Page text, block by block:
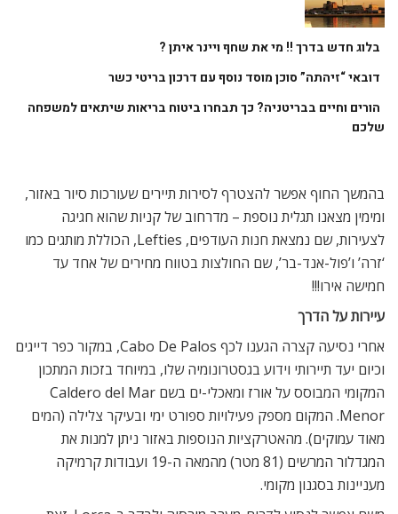
בלוג חדש בדרך !! מי את שחף ויינר איתן ?
דובאי “זיהתה” סוכן מוסד נוסף עם דרכון בריטי כשר
הורים וחיים בבריטניה? כך תבחרו ביטוח בריאות שיתאים למשפחה
שלכם
בהמשך החוף אפשר להצטרף לסירות תיירים שעורכות סיור באזור,
ומימין מצאנו תגלית נוספת – מדרחוב של קניות שהוא חגיגה
לצעירות, שם נמצאת חנות העודפים, Lefties, הכוללת מותגים כמו
‘זרה’ ו’פול-אנד-בר’, שם החולצות בטווח מחירים של אחד עד
חמישה אירו!!!
עיירות על הדרך
אחרי נסיעה קצרה הגענו לכף Cabo De Palos, במקור כפר דייגים
וכיום יעד תיירותי וידוע בגסטרונומיה שלו, במיוחד בזכות המתכון
המקומי המבוסס על אורז ומאכלי-ים בשם Caldero del Mar
Menor. המקום מספק פעילויות ספורט ימי ובעיקר צלילה (המים
מאוד עמוקים). מהאטרקציות הנוספות באזור ניתן למנות את
המגדלור המרשים (81 מטר) מהמאה ה-19 ועבודות קרמיקה
מעניינות בסגנון מקומי.